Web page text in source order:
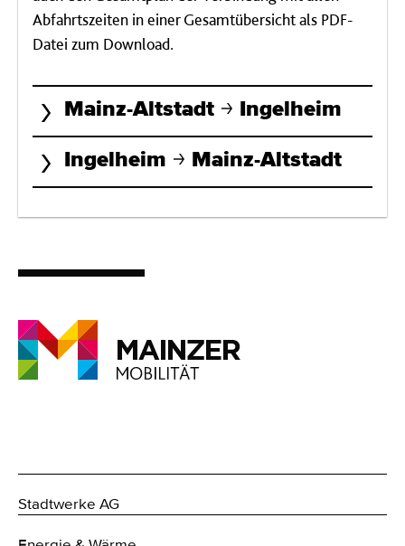
Abfahrtszeiten in einer Gesamtübersicht als PDF-
Datei zum Download.
Mainz-Altstadt Ingelheim
Ingelheim Mainz-Altstadt
Stadtwerke AG